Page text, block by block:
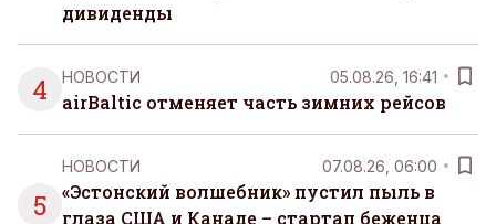
дивиденды
4 НОВОСТИ 05.08.26, 16:41
airBaltic отменяет часть зимних рейсов
5
НОВОСТИ 07.08.26, 06:00
«Эстонский волшебник» пустил пыль в
глаза США и Канаде – стартап беженца